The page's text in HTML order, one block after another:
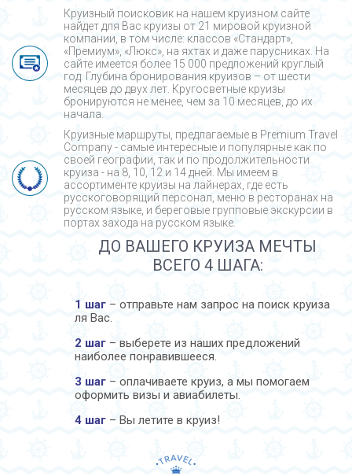
Круизный поисковик на нашем круизном сайте
найдет для Вас круизы от 21 мировой круизной
компании, в том числе: классов «Стандарт»,
«Премиум», «Люкс», на яхтах и даже парусниках. На
сайте имеется более 15 000 предложений круглый
год. Глубина бронирования круизов – от шести
месяцев до двух лет. Кругосветные круизы
бронируются не менее, чем за 10 месяцев, до их
начала.
Круизные маршруты, предлагаемые в Premium Travel
Company - cамые интересные и популярные как по
своей географии, так и по продолжительности
круиза - на 8, 10, 12 и 14 дней. Мы имеем в
ассортименте круизы на лайнерах, где есть
русскоговорящий персонал, меню в ресторанах на
русском языке, и береговые групповые экскурсии в
портах захода на русском языке.
ДО ВАШЕГО КРУИЗА МЕЧТЫ
ВСЕГО 4 ШАГА:
1 шаг – отправьте нам запрос на поиск круиза
ля Вас.
2 шаг – выберете из наших предложений
наиболее понравившееся.
3 шаг – оплачиваете круиз, а мы помогаем
оформить визы и авиабилеты.
4 шаг – Вы летите в круиз!